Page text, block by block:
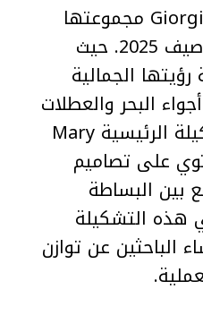
أطلقت دار Giorgio Armani مجموعتها
الجديدة لموسم ربيع/صيف 2025. حيث
الجمالية
البحر والعطلات
الفاخرة. وتتميز التشكيلة الرئيسية Mary
على تصاميم
بين البساطة
هذه التشكيلة
الباحثين عن توازن